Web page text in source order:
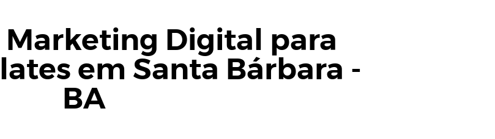
Marketing Digital para
em Santa Bárbara -
BA